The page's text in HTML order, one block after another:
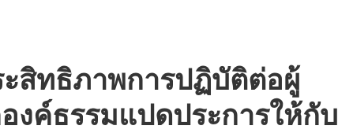
สิทธิภาพการปฏิบัติต่อผู้
งค์ธรรมแปดประการให้กับ